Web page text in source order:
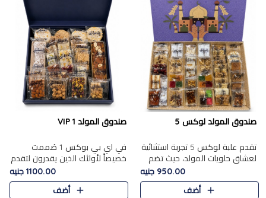
صندوق المولد لوكس 5
تقدم علبة لوكس 5 تجربة استثنائية
لعشاق حلويات المولد، حيث تضم
42 قطعة من تشكيلة فاخرة تجمع
بين أشهر الأصناف التقليدية وأصناف
مميزة مختارة بع..
950.00 جنيه
أضف
صندوق المولد VIP 1
في اي بي بوكس 1 صُممت
خصيصاً لأولئك الذين يقدرون لتقدم
تجربة استثنائية بوكس تجمع بين
أفخر حلويات المولد المصري مع
تشكيلة مختارة من الأصناف ..
1100.00 جنيه
أضف